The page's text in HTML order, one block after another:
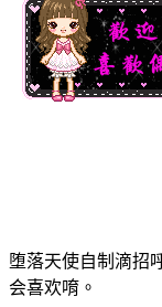
堕落天使自制滴招
会喜欢唷。